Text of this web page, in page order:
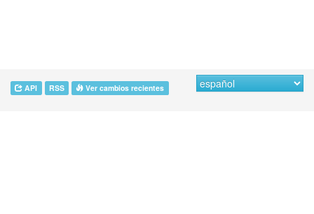
API RSS Ver cambios recientes